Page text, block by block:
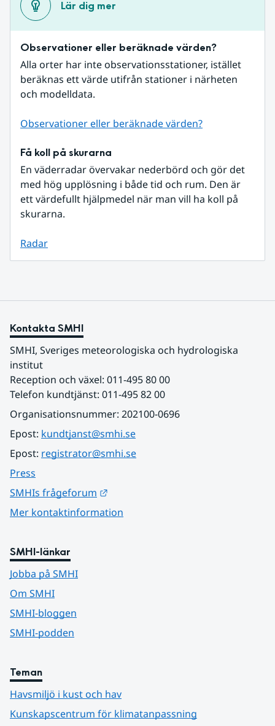
Lär dig mer
Observationer eller beräknade värden?
Alla orter har inte observationsstationer, istället
beräknas ett värde utifrån stationer i närheten
och modelldata.
Observationer eller beräknade värden?
Få koll på skurarna
En väderradar övervakar nederbörd och gör det
med hög upplösning i både tid och rum. Den är
ett värdefullt hjälpmedel när man vill ha koll på
skurarna.
Radar
Kontakta SMHI
SMHI, Sveriges meteorologiska och hydrologiska
institut
Reception och växel: 011-495 80 00
Telefon kundtjänst: 011-495 82 00
Organisationsnummer: 202100-0696
Epost: kundtjanst@smhi.se
Epost: registrator@smhi.se
Press
SMHIs frågeforum
Mer kontaktinformation
SMHI-länkar
Jobba på SMHI
Om SMHI
SMHI-bloggen
SMHI-podden
Teman
Havsmiljö i kust och hav
Kunskapscentrum för klimatanpassning